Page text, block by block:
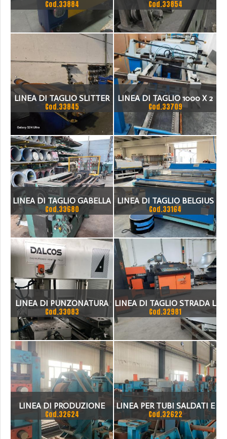
TAGLIASTRISCE
Cod.33884
Cod.33854
LINEA DI TAGLIO SLITTER
3.0 X 650
Cod.33845
LINEA DI TAGLIO 1000 X 2
MM
Cod.33709
LINEA DI TAGLIO GABELLA
1500 X 1.5
Cod.33680
LINEA DI TAGLIO BELGIUS
Cod.33164
LINEA DI PUNZONATURA
LF500 DALCOS
Cod.33083
LINEA DI TAGLIO STRADA L
1500
Cod.32981
LINEA DI PRODUZIONE
TUBI SALDATI AD ALTA
Cod.32624
LINEA PER TUBI SALDATI E
LINEE PER PROFILI
Cod.32622